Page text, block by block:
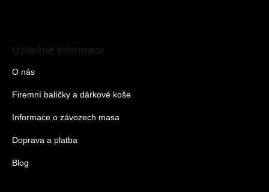
Užitečné informace
O nás
Firemní balíčky a dárkové koše
Informace o závozech masa
Doprava a platba
Blog